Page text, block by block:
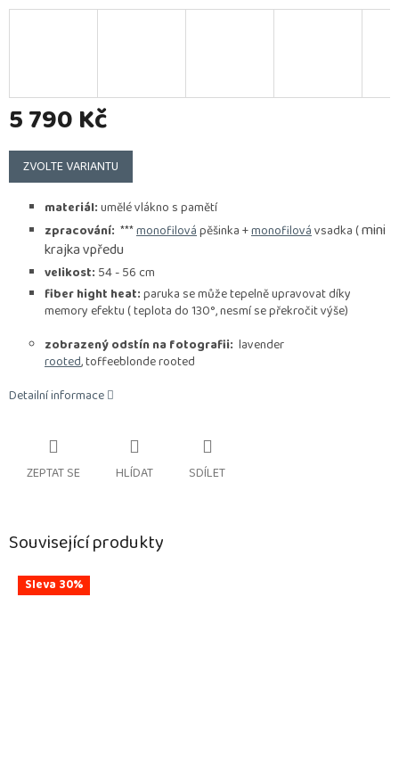
5 790 Kč
Měrná
cena:
ZVOLTE VARIANTU
materiál:umělé vlákno s pamětí
zpracování: ***monofilovápěšinka +monofilovávsadka (mini
krajka vpředu
velikost: 54 - 56 cm
fiber hight heat:paruka se může tepelně upravovat díky
memory efektu ( teplota do 130°, nesmí se překročit výše)
zobrazený odstín na fotografii: lavender
rooted, toffeeblonde rooted
Detailní informace
ZEPTAT SE HLÍDAT SDÍLET
Související produkty
Sleva 30%